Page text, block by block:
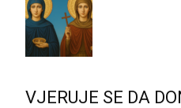
VJERUJE SE DA